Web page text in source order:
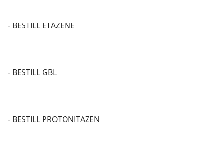
- BESTILL ETAZENE
- BESTILL GBL
- BESTILL PROTONITAZEN